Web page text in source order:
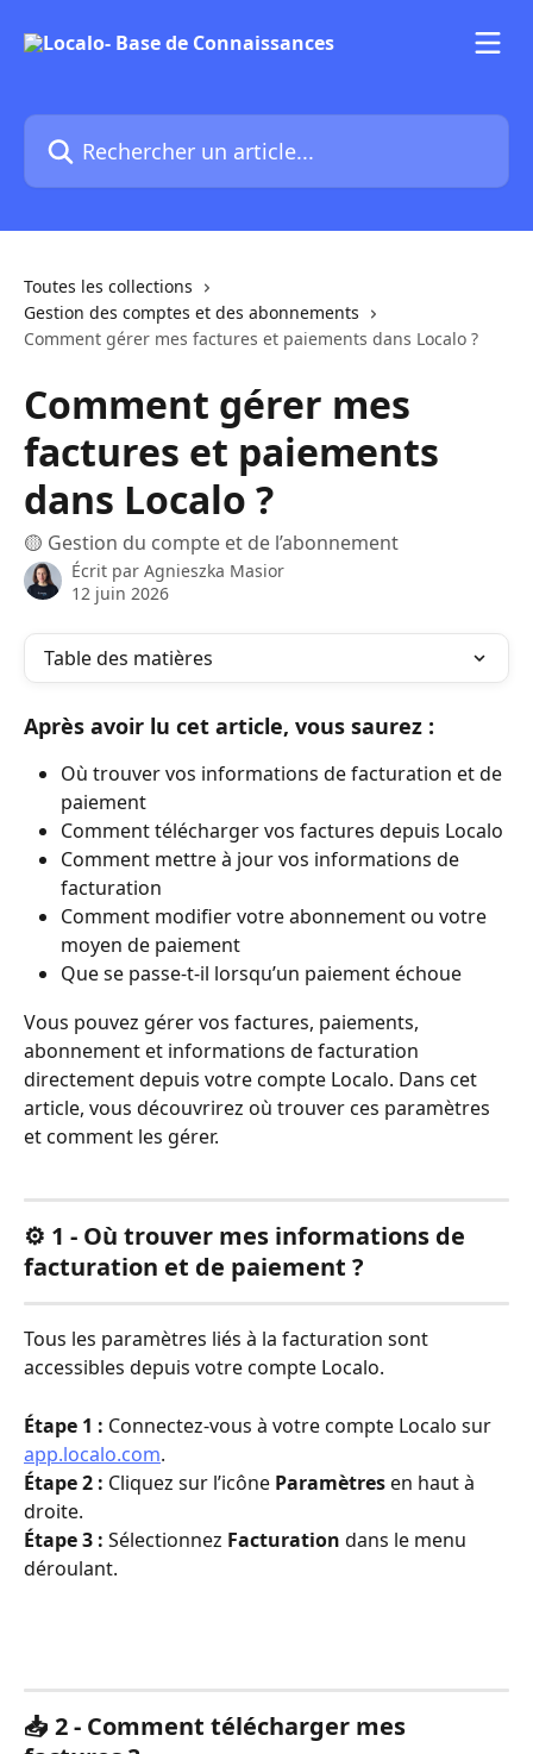
Rechercher un article...
Toutes les collections
Gestion des comptes et des abonnements
Comment gérer mes factures et paiements dans Localo ?
Comment gérer mes
factures et paiements
dans Localo ?
🟡 Gestion du compte et de l’abonnement
Écrit par Agnieszka Masior
12 juin 2026
Table des matières
Après avoir lu cet article, vous saurez :
Où trouver vos informations de facturation et de
paiement
Comment télécharger vos factures depuis Localo
Comment mettre à jour vos informations de
facturation
Comment modifier votre abonnement ou votre
moyen de paiement
Que se passe-t-il lorsqu’un paiement échoue
Vous pouvez gérer vos factures, paiements,
abonnement et informations de facturation
directement depuis votre compte Localo. Dans cet
article, vous découvrirez où trouver ces paramètres
et comment les gérer.
⚙️ 1 - Où trouver mes informations de
facturation et de paiement ?
Tous les paramètres liés à la facturation sont
accessibles depuis votre compte Localo.
Étape 1 : Connectez-vous à votre compte Localo sur
app.localo.com.
Étape 2 : Cliquez sur l’icône Paramètres en haut à
droite.
Étape 3 : Sélectionnez Facturation dans le menu
déroulant.
📥 2 - Comment télécharger mes